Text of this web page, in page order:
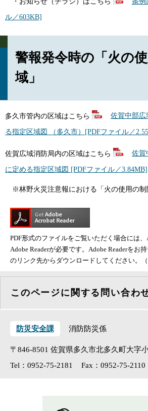
ル／603KB]
警報発令時の「火の
域」
多久市管内の区域はこちら 佐賀中部広
る指定区域図 （多久市）[PDFファイル／
佐賀広域消防局内の区域はこちら 佐賀
に定める指定区域図 [PDFファイル／3.84MB]
※林野火災注意報における「火の使用の制
PDF形式のファイルをご覧いただく場合には
Adobe Readerが必要です。Adobe Readerをお
のリンク先からダウンロードしてください。（
このページに関する問い合わ
防災安全課 消防防災係
〒846-8501 佐賀県多久市北多久町大字
Tel：0952-75-2181
Fax：0952-75-2110